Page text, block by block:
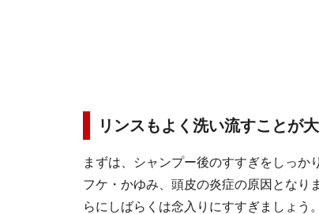
リンスもよく洗い流すことが
まずは、シャンプー後のすすぎをしっ
フケ・かゆみ、頭皮の炎症の原因となり
らにしばらくは念入りにすすぎましょう。